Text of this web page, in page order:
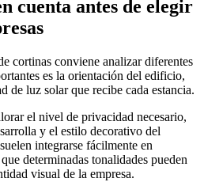
cuenta antes de elegir
cortinas conviene analizar diferentes
es la orientación del edificio,
de luz solar que recibe cada estancia.
el nivel de privacidad necesario,
y el estilo decorativo del
integrarse fácilmente en
determinadas tonalidades pueden
visual de la empresa.